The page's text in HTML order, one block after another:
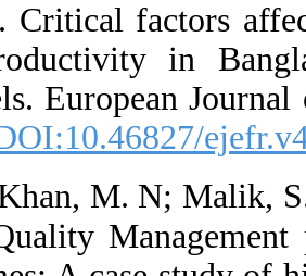
(2021). Critical
and
channels.
5(6). [
26.  ‏ Khan, M. N; Malik, S. A; & Janjua, S. Y. (2019).
Total Quality